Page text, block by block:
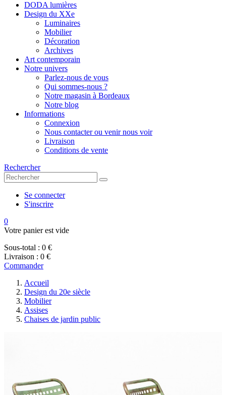
DODA lumières
Design du XXe
Luminaires
Mobilier
Décoration
Archives
Art contemporain
Notre univers
Parlez-nous de vous
Qui sommes-nous ?
Notre magasin à Bordeaux
Notre blog
Informations
Connexion
Nous contacter ou venir nous voir
Livraison
Conditions de vente
Rechercher
Se connecter
S'inscrire
0
Votre panier est vide
Sous-total : 0 €
Livraison : 0 €
Commander
Accueil
Design du 20e siècle
Mobilier
Assises
Chaises de jardin public